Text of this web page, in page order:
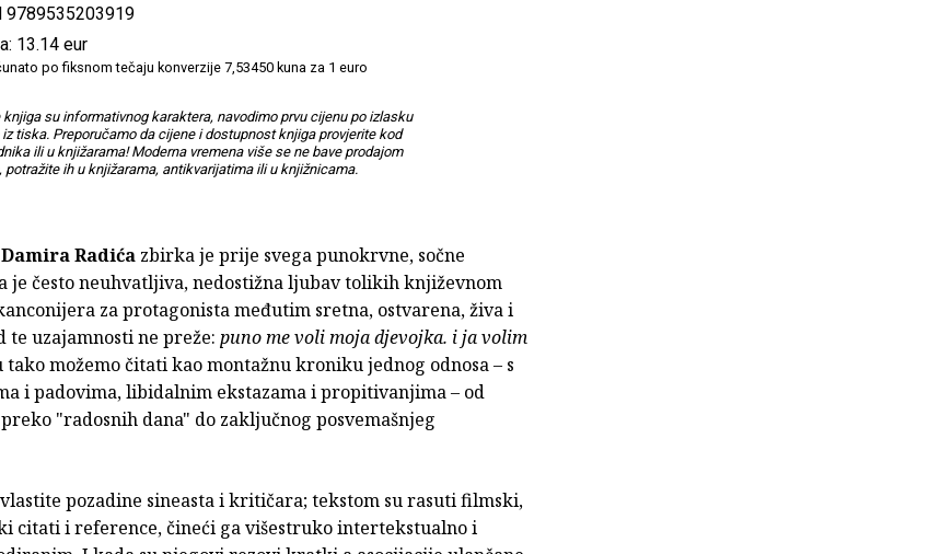
9789535203919
13.14 eur
po fiksnom tečaju konverzije 7,53450 kuna za 1 euro
knjiga su informativnog karaktera, navodimo prvu cijenu po izlasku
tiska. Preporučamo da cijene i dostupnost knjiga provjerite kod
ili u knjižarama! Moderna vremena više se ne bave prodajom
potražite ih u knjižarama, antikvarijatima ili u knjižnicama.
Damira Radića zbirka je prije svega punokrvne, sočne
je često neuhvatljiva, nedostižna ljubav tolikih književnom
za protagonista međutim sretna, ostvarena, živa i
te uzajamnosti ne preže: puno me voli moja djevojka. i ja volim
možemo čitati kao montažnu kroniku jednog odnosa – s
i padovima, libidalnim ekstazama i propitivanjima – od
"radosnih dana" do zaključnog posvemašnjeg
pozadine sineasta i kritičara; tekstom su rasuti filmski,
citati i reference, čineći ga višestruko intertekstualno i